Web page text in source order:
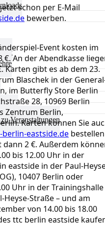
Veranstaltungen
schon per E-Mail
bewerben.
Event kosten im
An der Abendkasse
Karten gibt es ab dem 23.
Blaschek in der
im Butterfly Store Berlin
28, 10969 Berlin
Zentrum Berlin,
Karten können Sie
berlin-eastside.de
2 €. Außerdem
bis 12.00 Uhr in der
eastside in der Paul-
10407 Berlin oder
Uhr in der Trainingshalle
Heyse-Straße – und am
von 14.00 bis 18.00
ttc berlin eastside